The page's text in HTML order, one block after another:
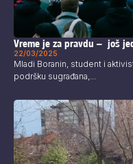
Vreme je za pravdu – još
22/03/2025
Mladi Boranin, student i
podršku sugrađana,...